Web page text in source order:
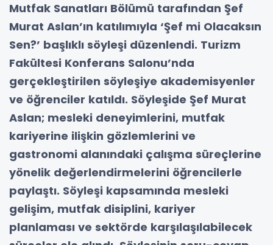
Mutfak Sanatları Bölümü tarafından Şef
Murat Aslan’ın katılımıyla ‘Şef mi Olacaksın
Sen?’ başlıklı söyleşi düzenlendi. Turizm
Fakültesi Konferans Salonu’nda
gerçekleştirilen söyleşiye akademisyenler
ve öğrenciler katıldı. Söyleşide Şef Murat
Aslan; mesleki deneyimlerini, mutfak
kariyerine ilişkin gözlemlerini ve
gastronomi alanındaki çalışma süreçlerine
yönelik değerlendirmelerini öğrencilerle
paylaştı. Söyleşi kapsamında mesleki
gelişim, mutfak disiplini, kariyer
planlaması ve sektörde karşılaşılabilecek